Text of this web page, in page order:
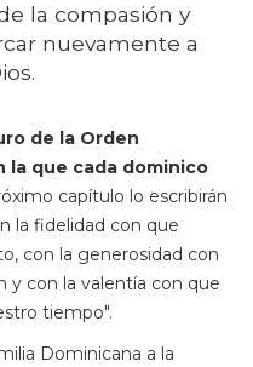
la compasión y
nuevamente a
de la Orden
la que cada dominico
capítulo lo escribirán
la fidelidad con que
con la generosidad con
y con la valentía con que
tiempo".
Dominicana a la